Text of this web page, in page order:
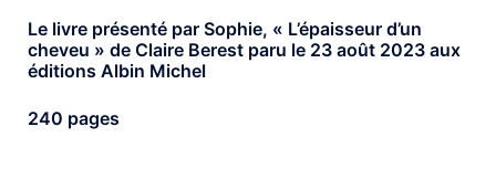
Le livre présenté par Sophie, « L’épaisseur d’un
cheveu » de Claire Berest paru le 23 août 2023 aux
éditions Albin Michel
240 pages